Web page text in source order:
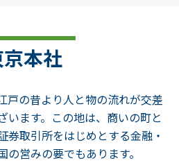
本社
戸の昔より人と物の流れが交差
います。この地は、商いの町と
券取引所をはじめとする金融・
営みの要でもあります。